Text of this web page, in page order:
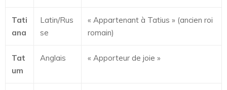
Tati
ana
Latin/Rus
se
« Appartenant à Tatius » (ancien roi
romain)
Tat
um
Anglais « Apporteur de joie »